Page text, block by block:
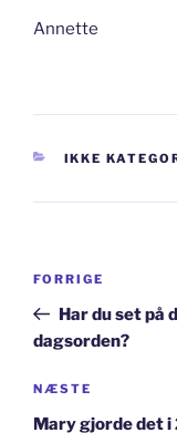
Annette
KATEGORIER
IKKE
Forrige
indlæg
FORRIGE
Har du set på
dagsorden?
Næste
indlæg
NÆSTE
Mary gjorde det i